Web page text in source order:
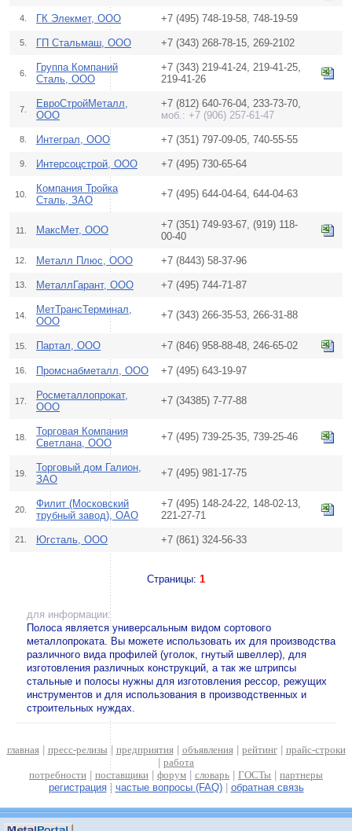
4. ГК Элекмет, ООО +7 (495) 748-19-58, 748-19-59
5. ГП Стальмаш, ООО +7 (343) 268-78-15, 269-2102
6.
Группа Компаний
Сталь, ООО
+7 (343) 219-41-24, 219-41-25,
219-41-26
7.
ЕвроСтройМеталл,
ООО
+7 (812) 640-76-04, 233-73-70,
моб.: +7 (906) 257-61-47
8. Интеграл, ООО +7 (351) 797-09-05, 740-55-55
9. Интерсоцстрой, ООО +7 (495) 730-65-64
10.
Компания Тройка
Сталь, ЗАО
+7 (495) 644-04-64, 644-04-63
11. МаксМет, ООО
+7 (351) 749-93-67, (919) 118-
00-40
12. Металл Плюс, ООО +7 (8443) 58-37-96
13. МеталлГарант, ООО +7 (495) 744-71-87
14.
МетТрансТерминал,
ООО
+7 (343) 266-35-53, 266-31-88
15. Партал, ООО +7 (846) 958-88-48, 246-65-02
16. Промснабметалл, ООО +7 (495) 643-19-97
17.
Росметаллопрокат,
ООО
+7 (34385) 7-77-88
18.
Торговая Компания
Светлана, ООО
+7 (495) 739-25-35, 739-25-46
19.
Торговый дом Галион,
ЗАО
+7 (495) 981-17-75
20.
Филит (Московский
трубный завод), ОАО
+7 (495) 148-24-22, 148-02-13,
221-27-71
21. Югсталь, ООО +7 (861) 324-56-33
Страницы: 1
для информации:
Полоса является универсальным видом сортового
металлопроката. Вы можете использовать их для производства
различного вида профилей (уголок, гнутый швеллер), для
изготовления различных конструкций, а так же штрипсы
стальные и полосы нужны для изготовления рессор, режущих
инструментов и для использования в производственных и
строительных нуждах.
главная| пресс-релизы | предприятия| объявления| рейтинг| прайс-строки
работа
потребности
поставщики форум словарь ГОСТы
партнеры
регистрация| частые вопросы (FAQ)| обратная связь